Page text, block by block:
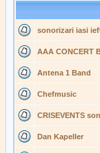
sonorizari iasi
AAA CONCERT
Antena 1 Band
Chefmusic
CRISEVENTS
Dan Kapeller